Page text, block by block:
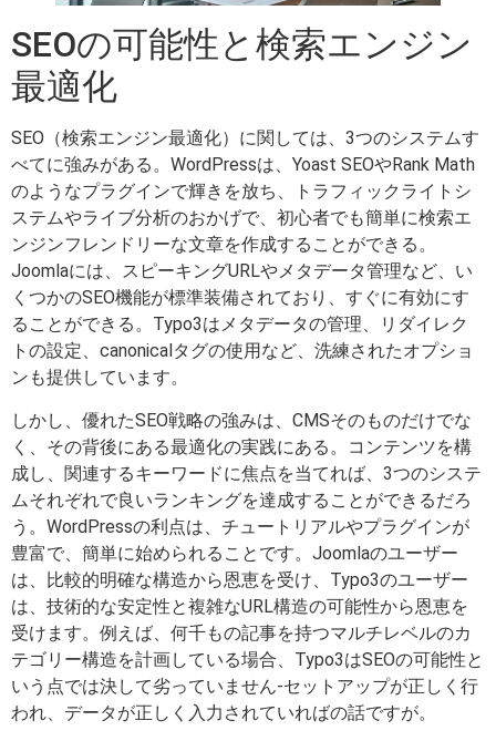
SEOの可能性と検索エンジン
最適化
SEO（検索エンジン最適化）に関しては、3つのシステムす
べてに強みがある。WordPressは、Yoast SEOやRank Math
のようなプラグインで輝きを放ち、トラフィックライトシ
ステムやライブ分析のおかげで、初心者でも簡単に検索エ
ンジンフレンドリーな文章を作成することができる。
Joomlaには、スピーキングURLやメタデータ管理など、い
くつかのSEO機能が標準装備されており、すぐに有効にす
ることができる。Typo3はメタデータの管理、リダイレク
トの設定、canonicalタグの使用など、洗練されたオプショ
ンも提供しています。
しかし、優れたSEO戦略の強みは、CMSそのものだけでな
く、その背後にある最適化の実践にある。コンテンツを構
成し、関連するキーワードに焦点を当てれば、3つのシステ
ムそれぞれで良いランキングを達成することができるだろ
う。WordPressの利点は、チュートリアルやプラグインが
豊富で、簡単に始められることです。Joomlaのユーザー
は、比較的明確な構造から恩恵を受け、Typo3のユーザー
は、技術的な安定性と複雑なURL構造の可能性から恩恵を
受けます。例えば、何千もの記事を持つマルチレベルのカ
テゴリー構造を計画している場合、Typo3はSEOの可能性と
いう点では決して劣っていません-セットアップが正しく行
われ、データが正しく入力されていればの話ですが。